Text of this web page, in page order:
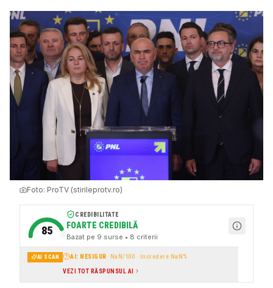
Foto: ProTV (stirileprotv.ro)
85
CREDIBILITATE
FOARTE CREDIBILĂ
Bazat pe 9 surse • 8 criterii
AI SCAN AI: NESIGUR· NaN/100 · încredere NaN%
VEZI TOT RĂSPUNSUL AI